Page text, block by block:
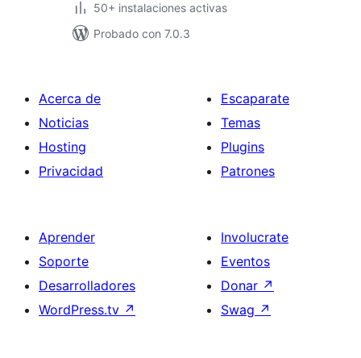
50+ instalaciones activas
Probado con 7.0.3
Acerca de
Noticias
Hosting
Privacidad
Escaparate
Temas
Plugins
Patrones
Aprender
Soporte
Desarrolladores
WordPress.tv ↗
Involucrate
Eventos
Donar ↗
Swag ↗